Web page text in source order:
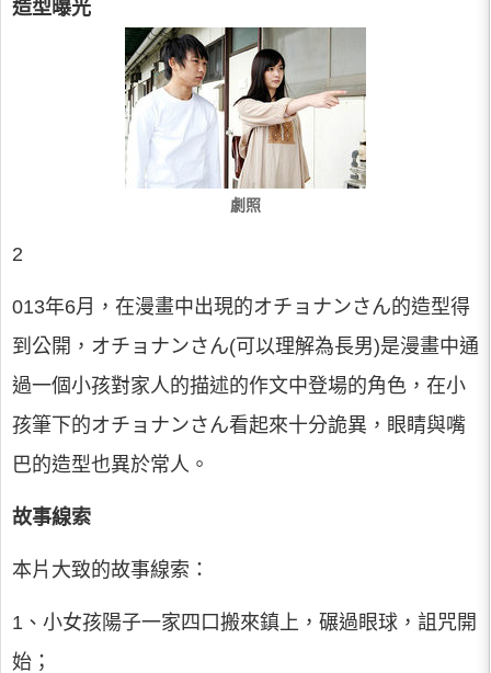
造型曝光
劇照
2
013年6月，在漫畫中出現的オチョナンさん的造型得
到公開，オチョナンさん(可以理解為長男)是漫畫中通
過一個小孩對家人的描述的作文中登場的角色，在小
孩筆下的オチョナンさん看起來十分詭異，眼睛與嘴
巴的造型也異於常人。
故事線索
本片大致的故事線索：
1、小女孩陽子一家四口搬來鎮上，碾過眼球，詛咒開
始；